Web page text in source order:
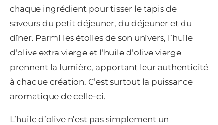
chaque ingrédient pour tisser le tapis de
saveurs du petit déjeuner, du déjeuner et du
dîner. Parmi les étoiles de son univers, l’huile
d’olive extra vierge et l’huile d’olive vierge
prennent la lumière, apportant leur authenticité
à chaque création. C’est surtout la puissance
aromatique de celle-ci.
L’huile d’olive n’est pas simplement un